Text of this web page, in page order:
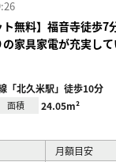
ト無料】福音寺徒歩
家具家電が充実し
「北久米駅」徒歩10分
面積 24.05m²
月額目安